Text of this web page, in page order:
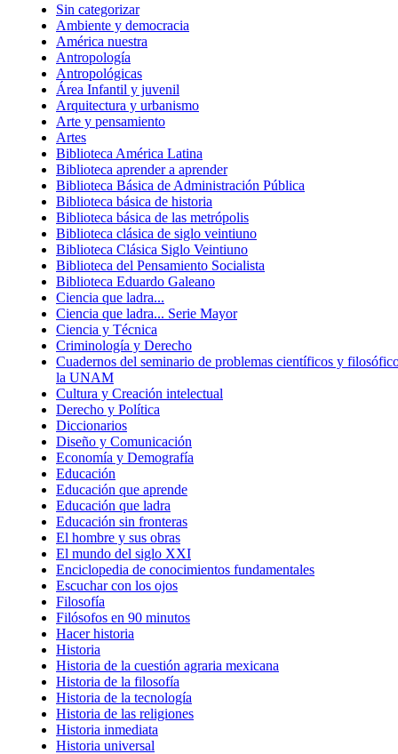
Sin categorizar
Ambiente y democracia
América nuestra
Antropología
Antropológicas
Área Infantil y juvenil
Arquitectura y urbanismo
Arte y pensamiento
Artes
Biblioteca América Latina
Biblioteca aprender a aprender
Biblioteca Básica de Administración Pública
Biblioteca básica de historia
Biblioteca básica de las metrópolis
Biblioteca clásica de siglo veintiuno
Biblioteca Clásica Siglo Veintiuno
Biblioteca del Pensamiento Socialista
Biblioteca Eduardo Galeano
Ciencia que ladra...
Ciencia que ladra... Serie Mayor
Ciencia y Técnica
Criminología y Derecho
Cuadernos del seminario de problemas científicos y
la UNAM
Cultura y Creación intelectual
Derecho y Política
Diccionarios
Diseño y Comunicación
Economía y Demografía
Educación
Educación que aprende
Educación que ladra
Educación sin fronteras
El hombre y sus obras
El mundo del siglo XXI
Enciclopedia de conocimientos fundamentales
Escuchar con los ojos
Filosofía
Filósofos en 90 minutos
Hacer historia
Historia
Historia de la cuestión agraria mexicana
Historia de la filosofía
Historia de la tecnología
Historia de las religiones
Historia inmediata
Historia universal